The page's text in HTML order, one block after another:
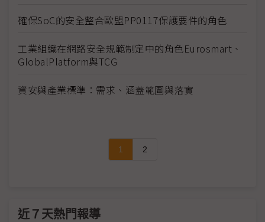
確保SoC的安全整合歐盟PP0117保護要件的角色
工業組織在網路安全規範制定中的角色Eurosmart、
GlobalPlatform與TCG
資安與產業標準：需求、涵蓋範圍與落實
1 2
近７天熱門報導